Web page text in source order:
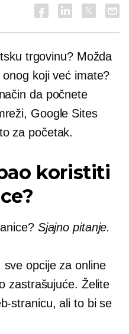
trgovinu? Možda
koji već imate?
da počnete
Google Sites
za početak.
koristiti
Sjajno pitanje.
opcije za online
zastrašujuće. Želite
stranicu, ali to bi se